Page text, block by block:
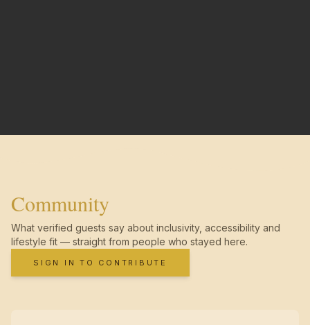
Community
What verified guests say about inclusivity, accessibility and
lifestyle fit — straight from people who stayed here.
SIGN IN TO CONTRIBUTE